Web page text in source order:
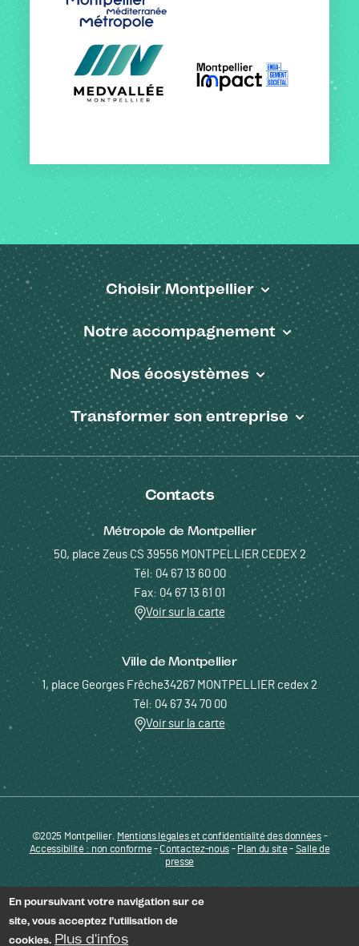
Pied de page
Choisir Montpellier
Notre accompagnement
Nos écosystèmes
Transformer son entreprise
Contacts
Métropole de Montpellier
50, place Zeus CS 39556 MONTPELLIER CEDEX 2
Tél: 04 67 13 60 00
Fax: 04 67 13 61 01
Voir sur la carte
Ville de Montpellier
1, place Georges Frêche34267 MONTPELLIER cedex 2
Tél: 04 67 34 70 00
Voir sur la carte
Pied de page - Menu bas - ENTREPRENDRE
©2025 Montpellier. Mentions légales et confidentialité des données-
Accessibilité : non conforme- Contactez-nous - Plan du site- Salle de
presse
En poursuivant votre navigation sur ce
site, vous acceptez l’utilisation de
cookies. Plus d'infos